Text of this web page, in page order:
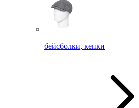
бейсболки, кепки